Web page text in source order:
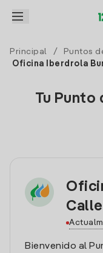
Principal / Puntos
Oficina Iberdrola
Tu Punto
Bienvenido al